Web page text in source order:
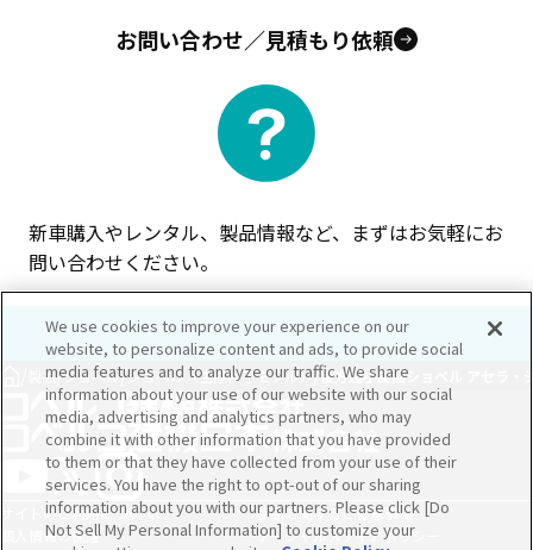
お問い合わせ／見積もり依頼
新車購入やレンタル、製品情報など、まずはお気軽にお
問い合わせください。
製品/ショベル/ショベル（生産終了モデル）/後方超小旋回ショベル アセラ・
サイトのご利用について
製品に関するご留意事項
個人情報の保護
ソーシャルメディアポリシー
We use cookies to improve your experience on our
website, to personalize content and ads, to provide social
media features and to analyze our traffic. We share
information about your use of our website with our social
media, advertising and analytics partners, who may
combine it with other information that you have provided
to them or that they have collected from your use of their
services. You have the right to opt-out of our sharing
information about you with our partners. Please click [Do
Not Sell My Personal Information] to customize your